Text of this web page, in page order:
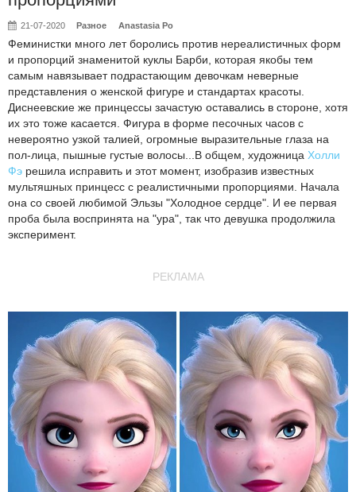
21-07-2020 Разное Anastasia Po
Феминистки много лет боролись против нереалистичных форм
и пропорций знаменитой куклы Барби, которая якобы тем
самым навязывает подрастающим девочкам неверные
представления о женской фигуре и стандартах красоты.
Диснеевские же принцессы зачастую оставались в стороне, хотя
их это тоже касается. Фигура в форме песочных часов с
невероятно узкой талией, огромные выразительные глаза на
пол-лица, пышные густые волосы...В общем, художница Холли
Фэ решила исправить и этот момент, изобразив известных
мультяшных принцесс с реалистичными пропорциями. Начала
она со своей любимой Эльзы "Холодное сердце". И ее первая
проба была воспринята на "ура", так что девушка продолжила
эксперимент.
РЕКЛАМА